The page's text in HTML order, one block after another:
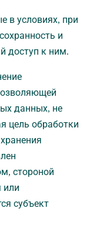
в условиях, при
и
доступ к ним.
данных, не
цель обработки
стороной
или
субъект